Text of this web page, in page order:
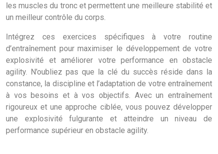
les muscles du tronc et permettent une meilleure stabilité et
un meilleur contrôle du corps.
Intégrez ces exercices spécifiques à votre routine
d’entraînement pour maximiser le développement de votre
explosivité et améliorer votre performance en obstacle
agility. N’oubliez pas que la clé du succès réside dans la
constance, la discipline et l’adaptation de votre entraînement
à vos besoins et à vos objectifs. Avec un entraînement
rigoureux et une approche ciblée, vous pouvez développer
une explosivité fulgurante et atteindre un niveau de
performance supérieur en obstacle agility.